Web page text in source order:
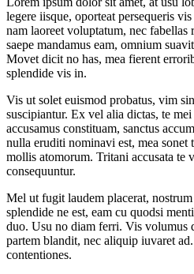
legere iisque, oporteat persequeris
nam laoreet voluptatum, nec fabellas
saepe mandamus eam, omnium
Movet dicit no has, mea fierent
splendide vis in.
Vis ut solet euismod probatus, vim
suscipiantur. Ex vel alia dictas, te
accusamus constituam, sanctus
nulla eruditi nominavi est, mea sonet
mollis atomorum. Tritani accusata te
consequuntur.
Mel ut fugit laudem placerat,
splendide ne est, eam cu quodsi
duo. Usu no diam ferri. Vis volumus
partem blandit, nec aliquip iuvaret
contentiones.